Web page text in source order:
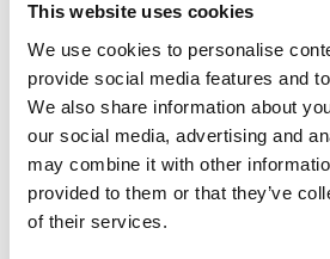
This website uses cookies
We use cookies to personalise
provide social media features and
We also share information about
our social media, advertising and
may combine it with other
provided to them or that they’ve
of their services.
Mât d’éclairage